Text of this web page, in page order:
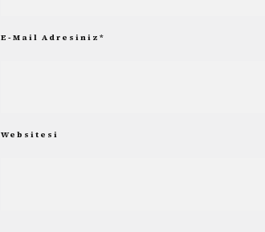
E-Mail Adresiniz *
Websitesi